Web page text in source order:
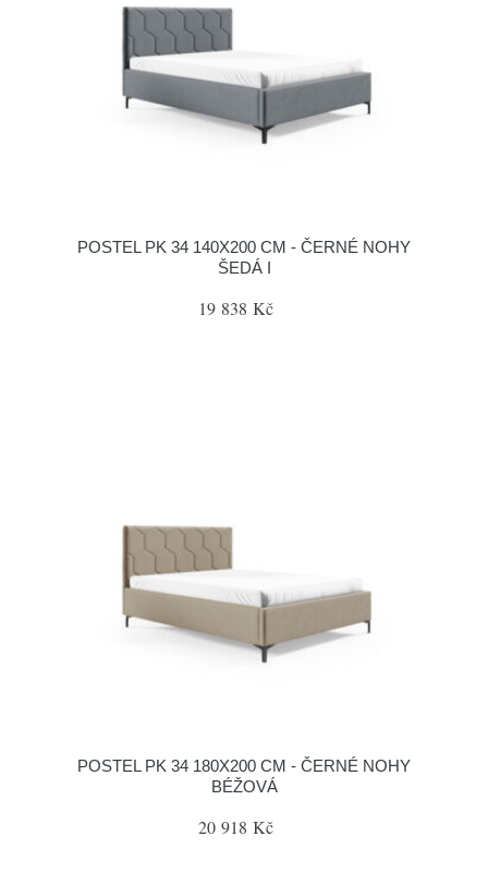
POSTEL PK 34 140X200 CM - ČERNÉ NOHY
ŠEDÁ I
19 838 Kč
POSTEL PK 34 180X200 CM - ČERNÉ NOHY
BÉŽOVÁ
20 918 Kč